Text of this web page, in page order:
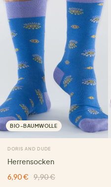
BIO-BAUMWOLLE
DORIS AND DUDE
Herrensocken
6,90 €
9,90 €